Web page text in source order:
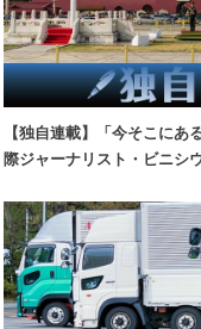
【独自連載】「今そこに
際ジャーナリスト・ビニシ